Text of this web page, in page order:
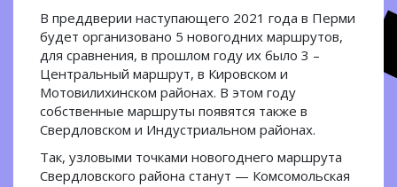
В преддверии наступающего 2021 года в Перми
будет организовано 5 новогодних маршрутов,
для сравнения, в прошлом году их было 3 –
Центральный маршрут, в Кировском и
Мотовилихинском районах. В этом году
собственные маршруты появятся также в
Свердловском и Индустриальном районах.
Так, узловыми точками новогоднего маршрута
Свердловского района станут — Комсомольская